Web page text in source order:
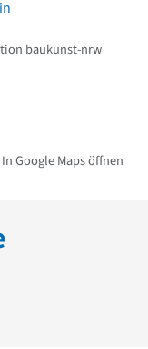
baukunst-nrw
In Google Maps öffnen